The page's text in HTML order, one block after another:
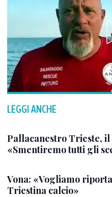
LEGGI ANCHE
Pallacanestro Trieste,
«Smentiremo tutti gli
Vona: «Vogliamo
Triestina calcio»